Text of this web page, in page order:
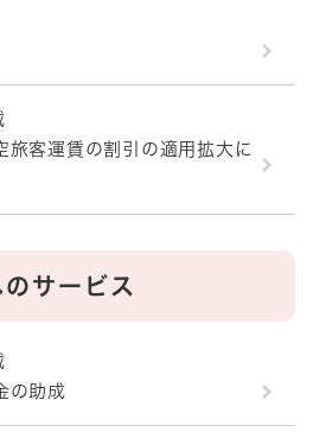
旅客運賃の割引の適用拡大に
サービス
の助成